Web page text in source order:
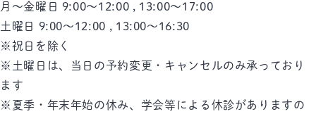
月～金曜日 9:00～12:00 , 13:00～17:00
土曜日 9:00～12:00 , 13:00～16:30
※祝日を除く
※土曜日は、当日の予約変更・キャンセルのみ承っており
ます
※夏季・年末年始の休み、学会等による休診がありますの